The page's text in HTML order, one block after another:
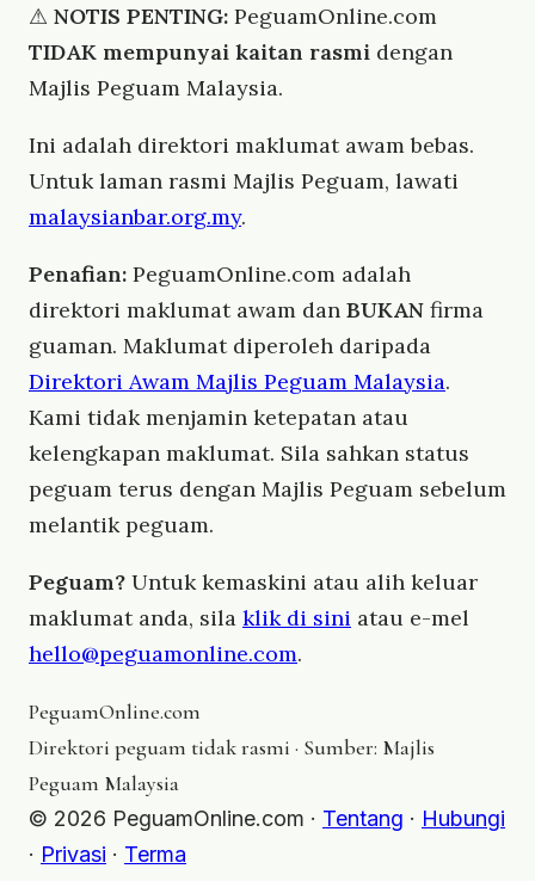
⚠ NOTIS PENTING: PeguamOnline.com
TIDAK mempunyai kaitan rasmi dengan
Majlis Peguam Malaysia.
Ini adalah direktori maklumat awam bebas.
Untuk laman rasmi Majlis Peguam, lawati
malaysianbar.org.my.
Penafian: PeguamOnline.com adalah
direktori maklumat awam dan BUKAN firma
guaman. Maklumat diperoleh daripada
Direktori Awam Majlis Peguam Malaysia.
Kami tidak menjamin ketepatan atau
kelengkapan maklumat. Sila sahkan status
peguam terus dengan Majlis Peguam sebelum
melantik peguam.
Peguam? Untuk kemaskini atau alih keluar
maklumat anda, sila klik di sini atau e-mel
hello@peguamonline.com.
PeguamOnline.com
Direktori peguam tidak rasmi · Sumber: Majlis
Peguam Malaysia
© 2026 PeguamOnline.com · Tentang · Hubungi
· Privasi · Terma